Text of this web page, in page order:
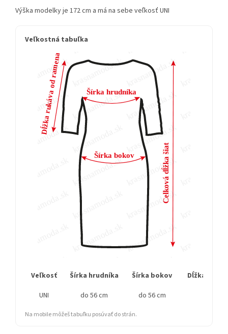
Výška modelky je 172 cm a má na sebe veľkosť UNI
Veľkostná tabuľka
Veľkosť Šírka hrudníka Šírka bokov
Dĺžka
UNI
do 56 cm do 56 cm
Na mobile môžeš tabuľku posúvať do strán.